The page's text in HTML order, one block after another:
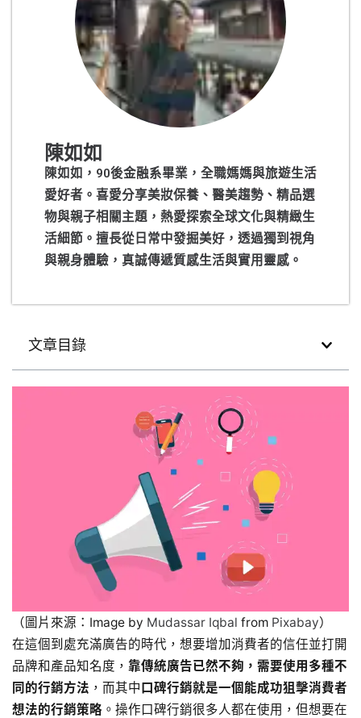
陳如如
陳如如，90後金融系畢業，全職媽媽與旅遊生活
愛好者。喜愛分享美妝保養、醫美趨勢、精品選
物與親子相關主題，熱愛探索全球文化與精緻生
活細節。擅長從日常中發掘美好，透過獨到視角
與親身體驗，真誠傳遞質感生活與實用靈感。
文章目錄
（圖片來源：Image by Mudassar Iqbal from Pixabay）
在這個到處充滿廣告的時代，想要增加消費者的信任並打開
品牌和產品知名度， 靠傳統廣告已然不夠，需要使用多種不
同的行銷方法 ，而其中口碑行銷就是一個能成功狙擊消費者
想法的行銷策略 。操作口碑行銷很多人都在使用，但想要在